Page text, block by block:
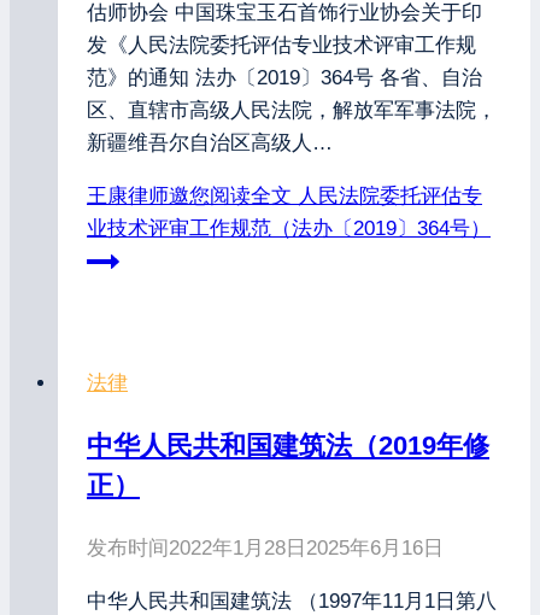
估师协会 中国珠宝玉石首饰行业协会关于印
发《人民法院委托评估专业技术评审工作规
范》的通知 法办〔2019〕364号 各省、自治
区、直辖市高级人民法院，解放军军事法院，
新疆维吾尔自治区高级人…
王康律师邀您阅读全文 人民法院委托评估专
业技术评审工作规范（法办〔2019〕364号）
法律
中华人民共和国建筑法（2019年修
正）
发布时间2022年1月28日 2025年6月16日
中华人民共和国建筑法 （1997年11月1日第八